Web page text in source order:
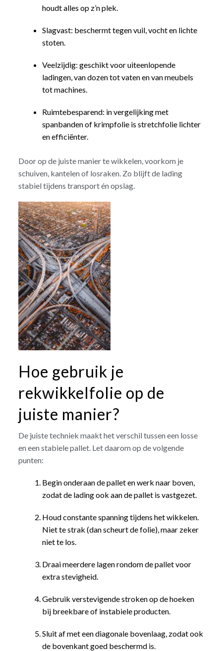
houdt alles op z’n plek.
Slagvast: beschermt tegen vuil, vocht en lichte
stoten.
Veelzijdig: geschikt voor uiteenlopende
ladingen, van dozen tot vaten en van meubels
tot machines.
Ruimtebesparend: in vergelijking met
spanbanden of krimpfolie is stretchfolie lichter
en efficiënter.
Door op de juiste manier te wikkelen, voorkom je
schuiven, kantelen of losraken. Zo blijft de lading
stabiel tijdens transport én opslag.
Hoe gebruik je
rekwikkelfolie op de
juiste manier?
De juiste techniek maakt het verschil tussen een losse
en een stabiele pallet. Let daarom op de volgende
punten:
Begin onderaan de pallet en werk naar boven,
zodat de lading ook aan de pallet is vastgezet.
Houd constante spanning tijdens het wikkelen.
Niet te strak (dan scheurt de folie), maar zeker
niet te los.
Draai meerdere lagen rondom de pallet voor
extra stevigheid.
Gebruik verstevigende stroken op de hoeken
bij breekbare of instabiele producten.
Sluit af met een diagonale bovenlaag, zodat ook
de bovenkant goed beschermd is.